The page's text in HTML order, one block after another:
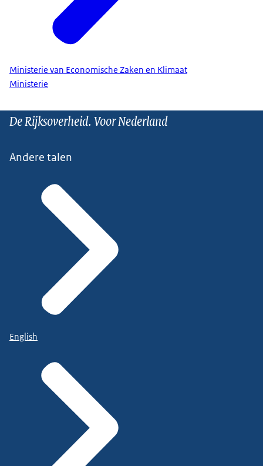
Ministerie van Economische Zaken en Klimaat
Ministerie
De Rijksoverheid. Voor Nederland
Andere talen
English